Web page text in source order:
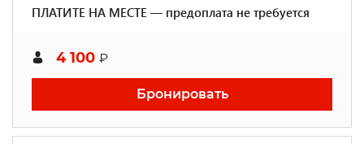
ПЛАТИТЕ НА МЕСТЕ — предоплата не требуется
4 100 ₽
Бронировать